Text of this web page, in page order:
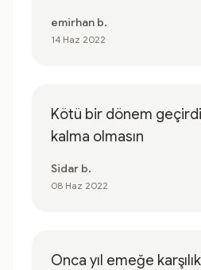
emirhan b.
14 Haz 2022
Kötü bir dönem
kalma olmasın
Sidar b.
08 Haz 2022
Onca yıl emeğe karşılık